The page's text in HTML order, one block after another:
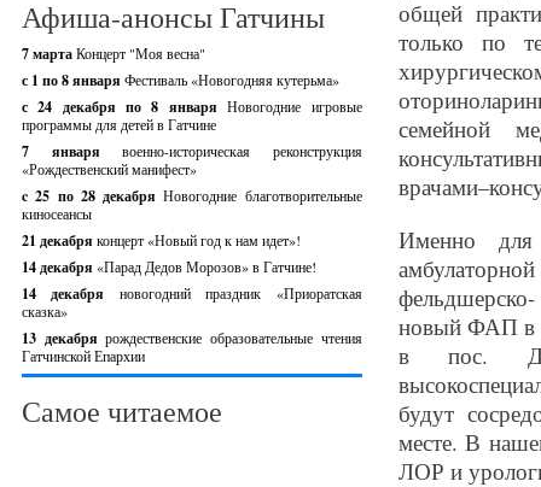
Афиша-анонсы Гатчины
7 мартаКонцерт "Моя весна"
с 1 по 8 января Фестиваль «Новогодняя кутерьма»
с 24 декабря по 8 январяНовогодние игровые
программы для детей в Гатчине
7 январявоенно-историческая реконструкция
«Рождественский манифест»
c 25 по 28 декабряНовогодние благотворительные
киносеансы
21 декабря концерт «Новый год к нам идет»!
14 декабря «Парад Дедов Морозов» в Гатчине!
14 декабря новогодний праздник «Приоратская
сказка»
13 декабрярождественские образовательные чтения
Гатчинской Епархии
Самое читаемое
общей
только по
семейной
Именно для
новый ФАП в
в пос.
будут
месте. В
ЛОР и